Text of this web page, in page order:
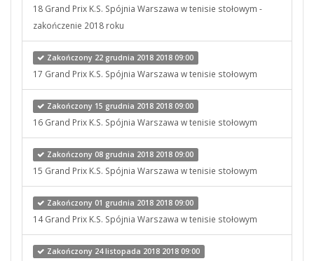
18 Grand Prix K.S. Spójnia Warszawa w tenisie stołowym -
zakończenie 2018 roku
Zakończony 22 grudnia 2018 2018 09:00
17 Grand Prix K.S. Spójnia Warszawa w tenisie stołowym
Zakończony 15 grudnia 2018 2018 09:00
16 Grand Prix K.S. Spójnia Warszawa w tenisie stołowym
Zakończony 08 grudnia 2018 2018 09:00
15 Grand Prix K.S. Spójnia Warszawa w tenisie stołowym
Zakończony 01 grudnia 2018 2018 09:00
14 Grand Prix K.S. Spójnia Warszawa w tenisie stołowym
Zakończony 24 listopada 2018 2018 09:00